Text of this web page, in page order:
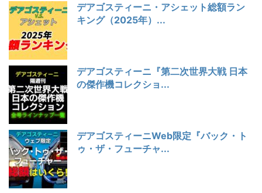
デアゴスティーニ・アシェット総額ラン
キング（2025年）...
デアゴスティーニ『第二次世界大戦 日本
の傑作機コレクショ...
デアゴスティーニWeb限定『バック・ト
ゥ・ザ・フューチャ...